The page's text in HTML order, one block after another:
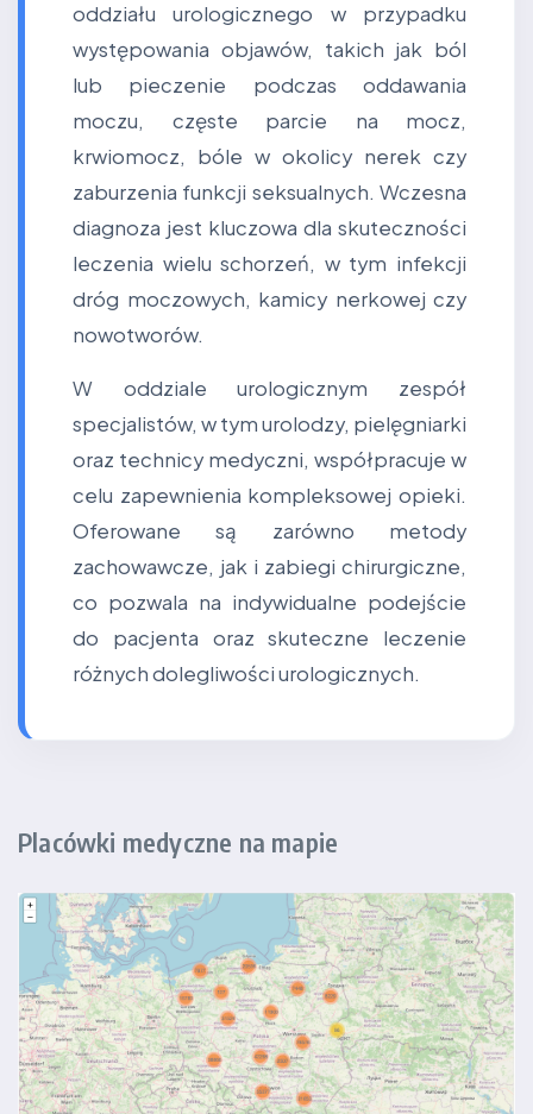
oddziału urologicznego w przypadku
występowania objawów, takich jak ból
lub pieczenie podczas oddawania
moczu, częste parcie na mocz,
krwiomocz, bóle w okolicy nerek czy
zaburzenia funkcji seksualnych. Wczesna
diagnoza jest kluczowa dla skuteczności
leczenia wielu schorzeń, w tym infekcji
dróg moczowych, kamicy nerkowej czy
nowotworów.
W oddziale urologicznym zespół
specjalistów, w tym urolodzy, pielęgniarki
oraz technicy medyczni, współpracuje w
celu zapewnienia kompleksowej opieki.
Oferowane są zarówno metody
zachowawcze, jak i zabiegi chirurgiczne,
co pozwala na indywidualne podejście
do pacjenta oraz skuteczne leczenie
różnych dolegliwości urologicznych.
Placówki medyczne na mapie